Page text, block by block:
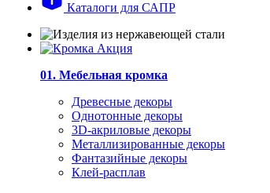
Каталоги для САПР
01. Мебельная кромка
Древесные декоры
Однотонные декоры
3D-акриловые декоры
Металлизированные декоры
Фантазийные декоры
Клей-расплав